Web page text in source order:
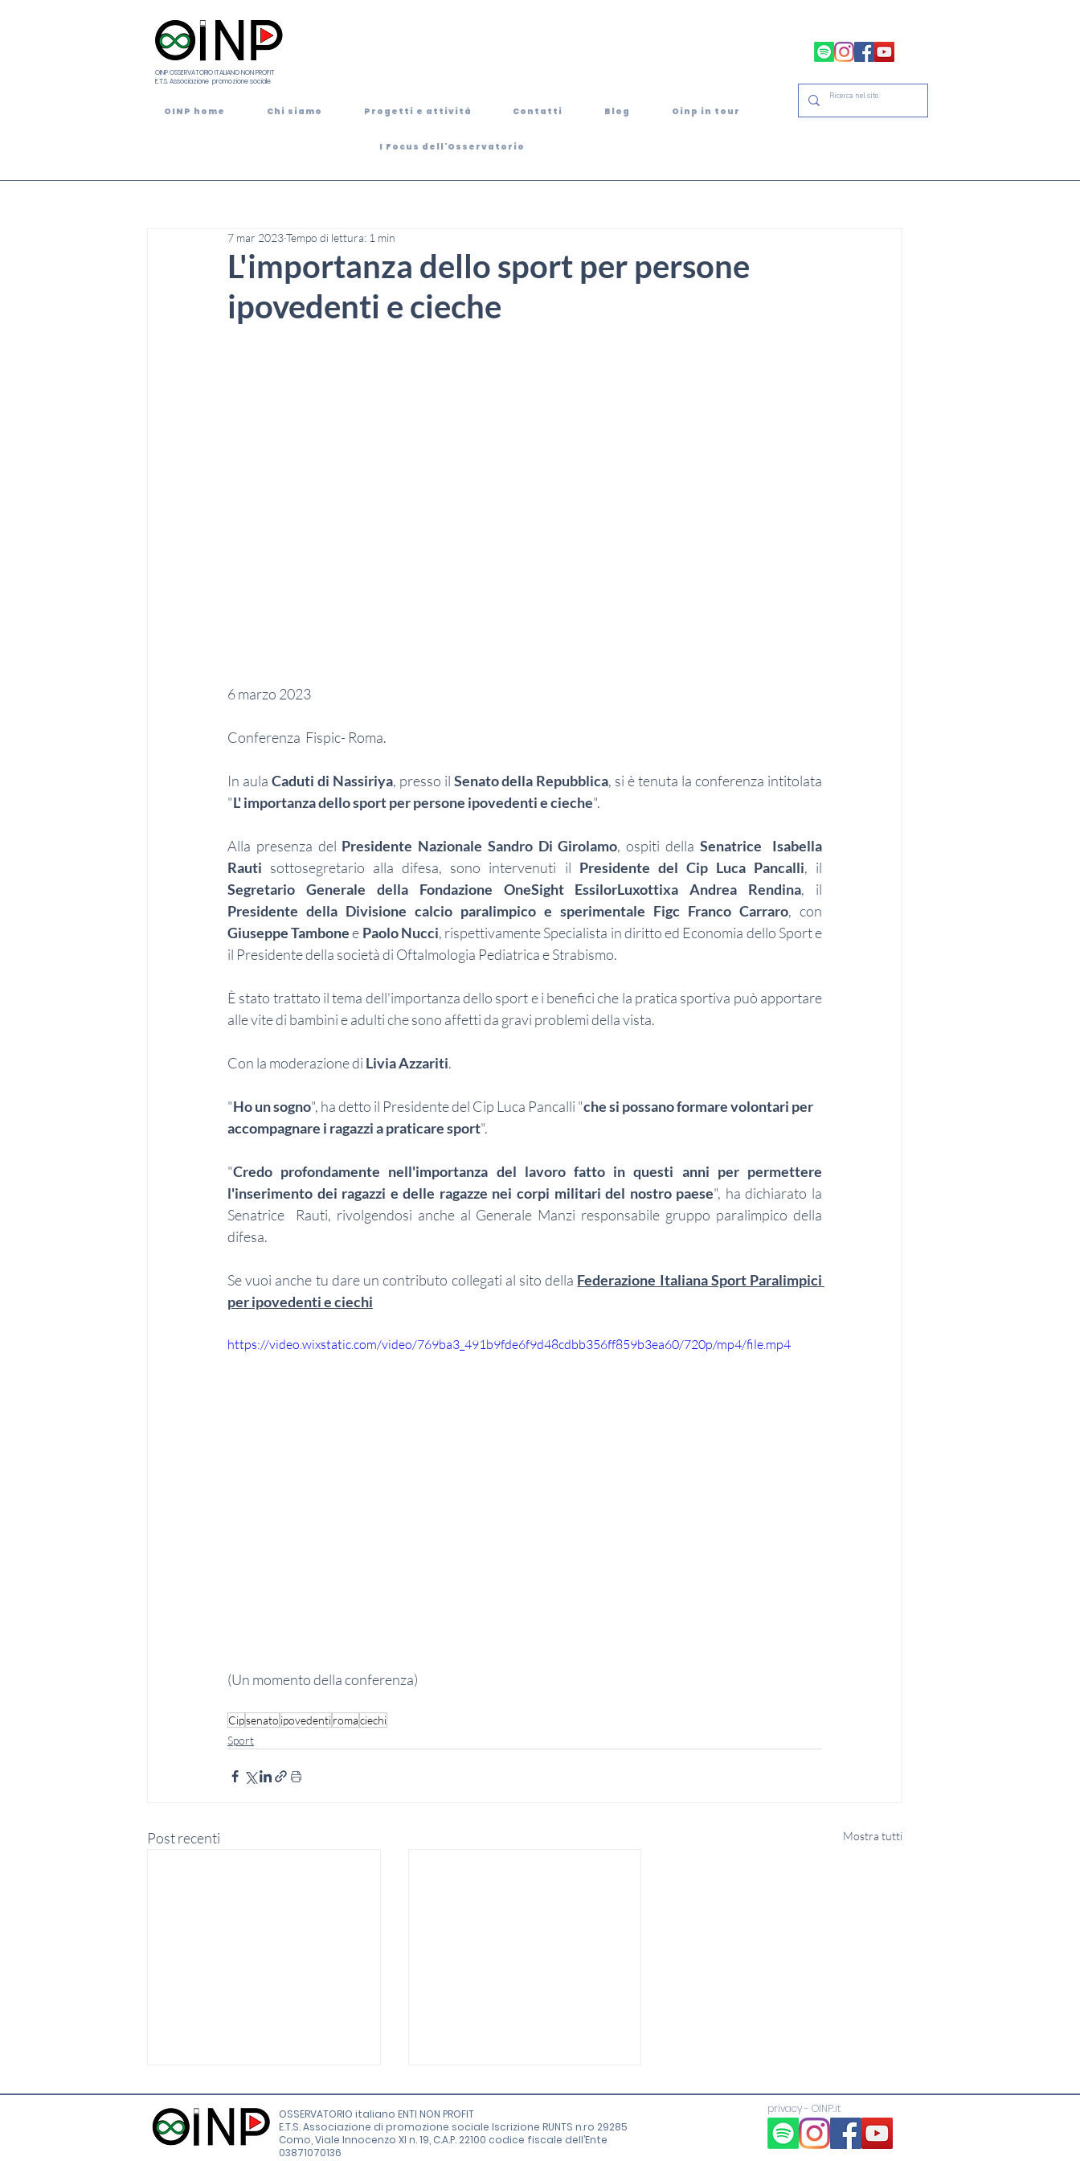
OINP OSSERVATORIO ITALIANO NON PROFIT
E.T.S. Associazione promozione sociale
OINP home Chi siamo Progetti e attività Contatti Blog Oinp in tour
I Focus dell'Osservatorio
L'importanza dello sport per persone
ipovedenti e cieche
7 mar 2023Tempo di lettura: 1 min
6 marzo 2023
Conferenza  Fispic- Roma.
In aula Caduti di Nassiriya, presso il Senato della Repubblica, si è tenuta la conferenza intitolata
"L' importanza dello sport per persone ipovedenti e cieche".
Alla presenza del Presidente Nazionale Sandro Di Girolamo, ospiti della Senatrice  Isabella
Rauti sottosegretario alla difesa, sono intervenuti il Presidente del Cip Luca Pancalli
Segretario Generale della Fondazione OneSight EssilorLuxottixa Andrea Rendina
Presidente della Divisione calcio paralimpico e sperimentale Figc Franco Carraro
Giuseppe Tambone e Paolo Nucci, rispettivamente Specialista in diritto ed Economia dello Sport e
il Presidente della società di Oftalmologia Pediatrica e Strabismo.
È stato trattato il tema dell'importanza dello sport e i benefici che la pratica sportiva può apportare
alle vite di bambini e adulti che sono affetti da gravi problemi della vista.
Con la moderazione di Livia Azzariti.
"Ho un sogno", ha detto il Presidente del Cip Luca Pancalli "che si possano formare volontari per
accompagnare i ragazzi a praticare sport".
"Credo profondamente nell'importanza del lavoro fatto in questi anni per permettere
l'inserimento dei ragazzi e delle ragazze nei corpi militari del nostro paese", ha dichiarato la
Senatrice  Rauti, rivolgendosi anche al Generale Manzi responsabile gruppo paralimpico della
difesa.
Se vuoi anche tu dare un contributo collegati al sito della Federazione Italiana Sport Paralimpici
per ipovedenti e ciechi
https://video.wixstatic.com/video/769ba3_491b9fde6f9d48cdbb356ff859b3ea60/720p/mp4/file.mp4
(Un momento della conferenza)
Cipsenato ipovedentiromaciechi
Sport
Post recenti Mostra tutti
OSSERVATORIO italiano ENTI NON PROFIT
E.T.S. Associazione di promozione sociale Iscrizione RUNTS n.ro 29285
Como, Viale Innocenzo XI n. 19, C.A.P. 22100 codice fiscale dell’Ente
03871070136
privacy- OINP.it